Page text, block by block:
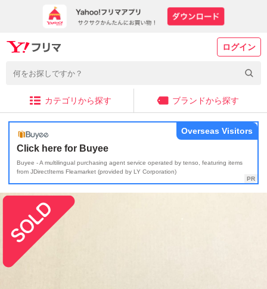
ログイン
カテゴリから探す ブランドから探す
Click here for Buyee
Buyee - A multilingual purchasing agent service operated by tenso, featuring items
from JDirectItems Fleamarket (provided by LY Corporation)
Overseas Visitors